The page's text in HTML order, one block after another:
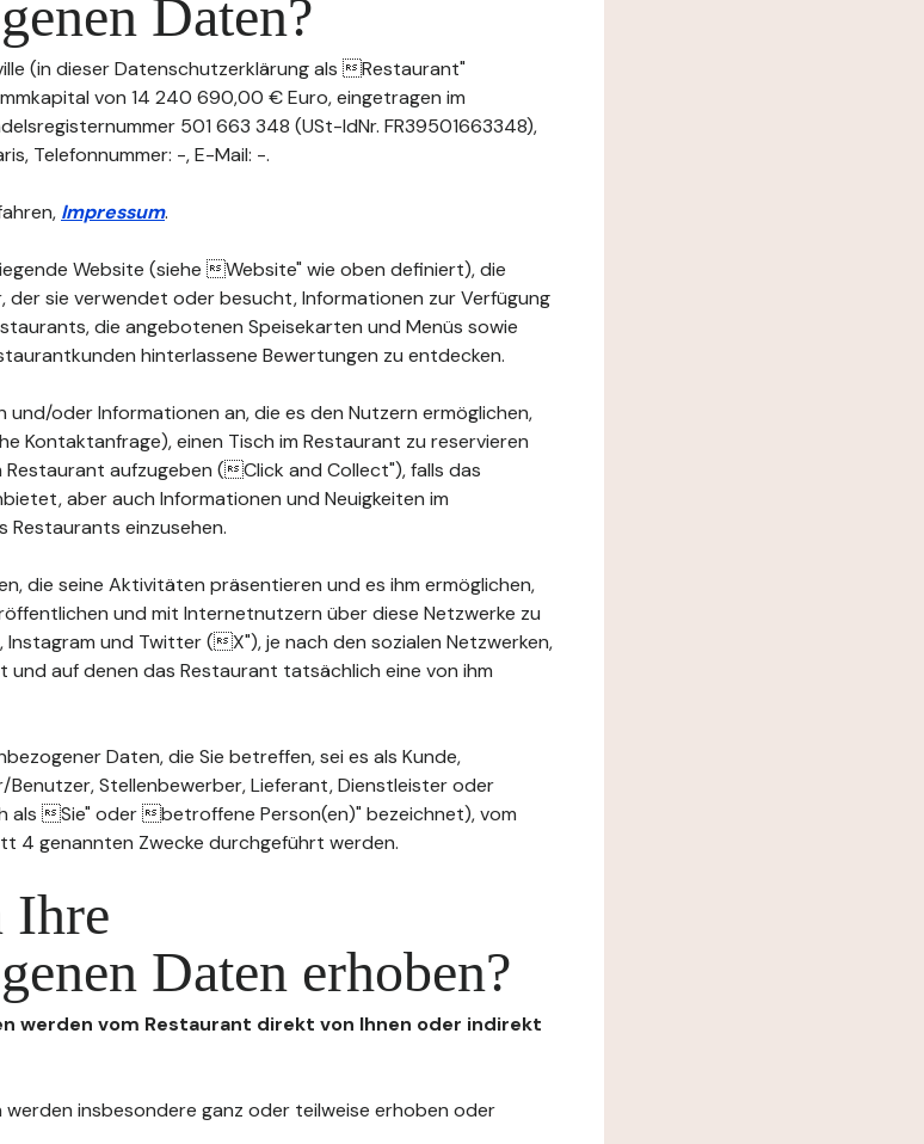
Daten?
(in dieser Datenschutzerklärung als Restaurant"
von 14 240 690,00 € Euro, eingetragen im
501 663 348 (USt-IdNr. FR39501663348),
Telefonnummer: -, E-Mail: -.
Impressum.
Website (siehe Website" wie oben definiert), die
sie verwendet oder besucht, Informationen zur Verfügung
die angebotenen Speisekarten und Menüs sowie
hinterlassene Bewertungen zu entdecken.
oder Informationen an, die es den Nutzern ermöglichen,
Kontaktanfrage), einen Tisch im Restaurant zu reservieren
aufzugeben (Click and Collect"), falls das
aber auch Informationen und Neuigkeiten im
Restaurants einzusehen.
die seine Aktivitäten präsentieren und es ihm ermöglichen,
und mit Internetnutzern über diese Netzwerke zu
Instagram und Twitter (X"), je nach den sozialen Netzwerken,
auf denen das Restaurant tatsächlich eine von ihm
Daten, die Sie betreffen, sei es als Kunde,
Stellenbewerber, Lieferant, Dienstleister oder
als Sie" oder betroffene Person(en)" bezeichnet), vom
4 genannten Zwecke durchgeführt werden.
Ihre
Daten erhoben?
werden vom Restaurant direkt von Ihnen oder indirekt
werden insbesondere ganz oder teilweise erhoben oder